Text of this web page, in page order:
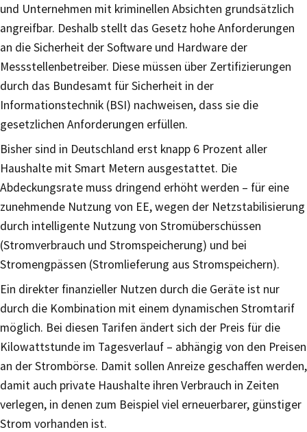
und Unternehmen mit kriminellen Absichten grundsätzlich
angreifbar. Deshalb stellt das Gesetz hohe Anforderungen
an die Sicherheit der Software und Hardware der
Messstellenbetreiber. Diese müssen über Zertifizierungen
durch das Bundesamt für Sicherheit in der
Informationstechnik (BSI) nachweisen, dass sie die
gesetzlichen Anforderungen erfüllen.
Bisher sind in Deutschland erst knapp 6 Prozent aller
Haushalte mit Smart Metern ausgestattet. Die
Abdeckungsrate muss dringend erhöht werden – für eine
zunehmende Nutzung von EE, wegen der Netzstabilisierung
durch intelligente Nutzung von Stromüberschüssen
(Stromverbrauch und Stromspeicherung) und bei
Stromengpässen (Stromlieferung aus Stromspeichern).
Ein direkter finanzieller Nutzen durch die Geräte ist nur
durch die Kombination mit einem dynamischen Stromtarif
möglich. Bei diesen Tarifen ändert sich der Preis für die
Kilowattstunde im Tagesverlauf – abhängig von den Preisen
an der Strombörse. Damit sollen Anreize geschaffen werden,
damit auch private Haushalte ihren Verbrauch in Zeiten
verlegen, in denen zum Beispiel viel erneuerbarer, günstiger
Strom vorhanden ist.